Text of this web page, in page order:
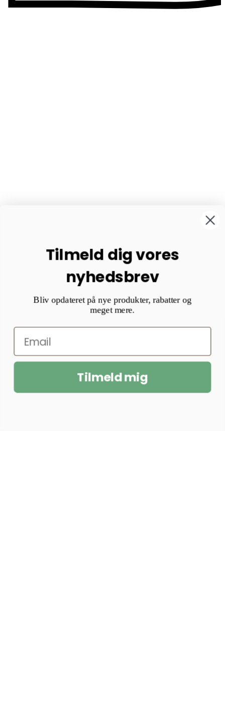
Tilmeld dig vores
nyhedsbrev
Bliv opdateret på nye produkter, rabatter og
meget mere.
Tilmeld mig